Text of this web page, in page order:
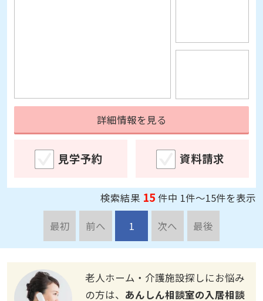
詳細情報を見る
最初
前へ 1 次へ 最後
の方は、あんしん相談室の入居相談
員にお任せください！